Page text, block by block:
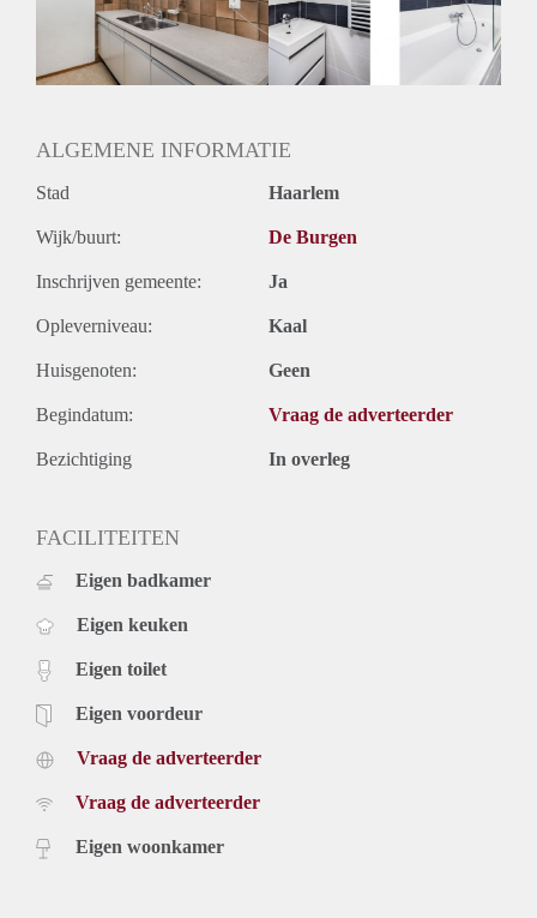
ALGEMENE INFORMATIE
Stad Haarlem
Wijk/buurt: De Burgen
Inschrijven gemeente: Ja
Opleverniveau: Kaal
Huisgenoten: Geen
Begindatum: Vraag de adverteerder
Bezichtiging In overleg
FACILITEITEN
Eigen badkamer
Eigen keuken
Eigen toilet
Eigen voordeur
Vraag de adverteerder
Vraag de adverteerder
Eigen woonkamer